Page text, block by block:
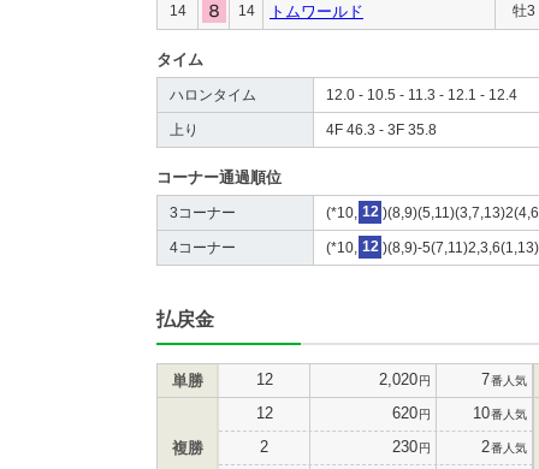
14 14 トムワールド 牡3
タイム
ハロンタイム 12.0 - 10.5 - 11.3 - 12.1 - 12.4
上り 4F 46.3 - 3F 35.8
コーナー通過順位
3コーナー (*10, 12
4コーナー (*10, 12 )(8,9)-
払戻金
単勝 12 2,020円 7番人気
複勝
12 620円 10番人気
2 230円 2番人気